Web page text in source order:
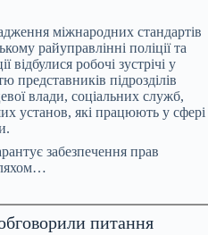
міжнародних стандартів
райуправлінні поліції та
відбулися робочі зустрічі у
представників підрозділів
влади, соціальних служб,
установ, які працюють у сфері
забезпечення прав
питання